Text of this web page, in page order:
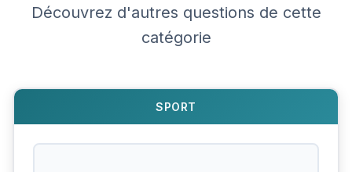
Découvrez d'autres questions de cette
catégorie
SPORT